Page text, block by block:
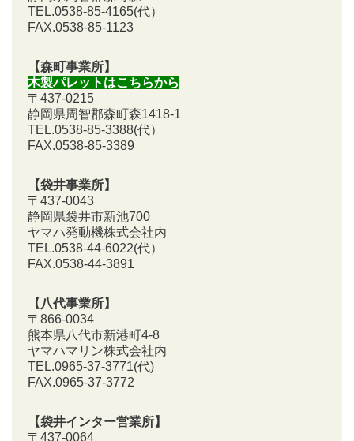
TEL.0538-85-4165(代）
FAX.0538-85-1123
【森町事業所】
木製パレットはこちらから
〒437-0215
静岡県周智郡森町森1418-1
TEL.0538-85-3388(代）
FAX.0538-85-3389
【袋井事業所】
〒437-0043
静岡県袋井市新池700
ヤマハ発動機株式会社内
TEL.0538-44-6022(代）
FAX.0538-44-3891
【八代事業所】
〒866-0034
熊本県八代市新港町4-8
ヤマハマリン株式会社内
TEL.0965-37-3771(代)
FAX.0965-37-3772
【袋井インター営業所】
〒437-0064